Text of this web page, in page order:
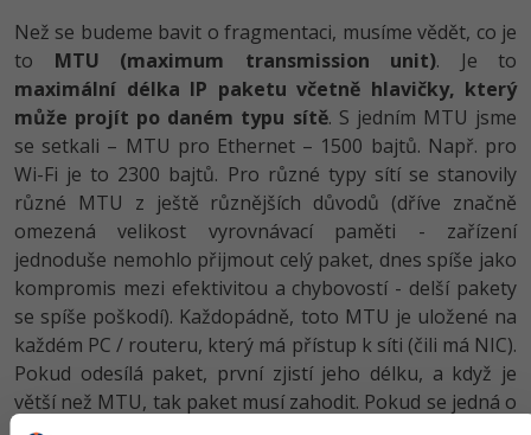
Než se budeme bavit o fragmentaci, musíme vědět, co je
to MTU (maximum transmission unit). Je to
maximální délka IP paketu včetně hlavičky, který
může projít po daném typu sítě. S jedním MTU jsme
se setkali – MTU pro Ethernet – 1500 bajtů. Např. pro
Wi-Fi je to 2300 bajtů. Pro různé typy sítí se stanovily
různé MTU z ještě různějších důvodů (dříve značně
omezená velikost vyrovnávací paměti - zařízení
jednoduše nemohlo přijmout celý paket, dnes spíše jako
kompromis mezi efektivitou a chybovostí - delší pakety
se spíše poškodí). Každopádně, toto MTU je uložené na
každém PC / routeru, který má přístup k síti (čili má NIC).
Pokud odesílá paket, první zjistí jeho délku, a když je
větší než MTU, tak paket musí zahodit. Pokud se jedná o